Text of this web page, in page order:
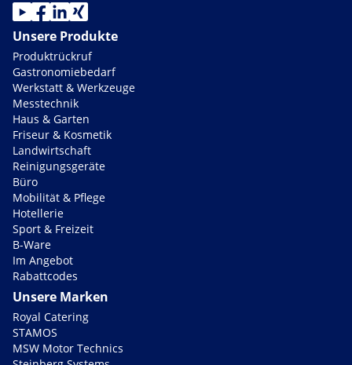
Unsere Produkte
Produktrückruf
Gastronomiebedarf
Werkstatt & Werkzeuge
Messtechnik
Haus & Garten
Friseur & Kosmetik
Landwirtschaft
Reinigungsgeräte
Büro
Mobilität & Pflege
Hotellerie
Sport & Freizeit
B-Ware
Im Angebot
Rabattcodes
Unsere Marken
Royal Catering
STAMOS
MSW Motor Technics